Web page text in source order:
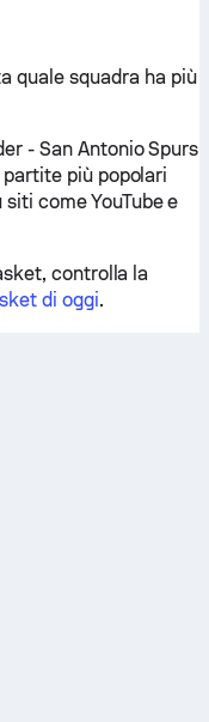
quale squadra ha più
- San Antonio Spurs
più popolari
come YouTube e
controlla la
di oggi.